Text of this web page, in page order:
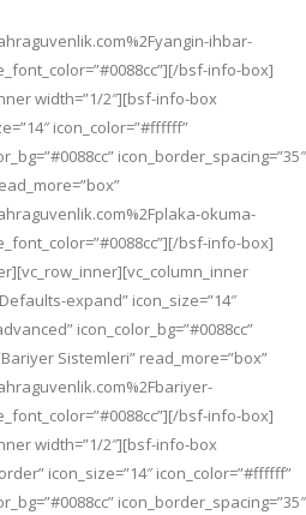
ihbar-
bsf-info-box]
width=”1/2″][bsf-info-box
icon_color=”#ffffff”
icon_border_spacing=”35″
okuma-
bsf-info-box]
expand” icon_size=”14″
icon_color_bg=”#0088cc”
Sistemleri” read_more=”box”
bsf-info-box]
width=”1/2″][bsf-info-box
icon_size=”14″ icon_color=”#ffffff”
icon_border_spacing=”35″